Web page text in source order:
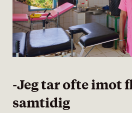
-Jeg tar ofte imot
samtidig